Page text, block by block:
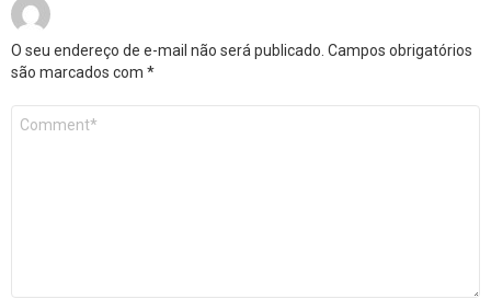
O seu endereço de e-mail não será publicado. Campos obrigatórios
são marcados com *
Comentário